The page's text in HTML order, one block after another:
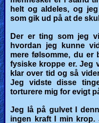
helt og aldeles, og
som gik ud på at de
Der er ting som jeg
hvordan jeg kunne
mere følsomme, du er
fysiske kroppe er. Jeg
klar over tid og så
Jeg vidste disse
torturere mig for evigt
Jeg lå på gulvet I
ingen kraft I min